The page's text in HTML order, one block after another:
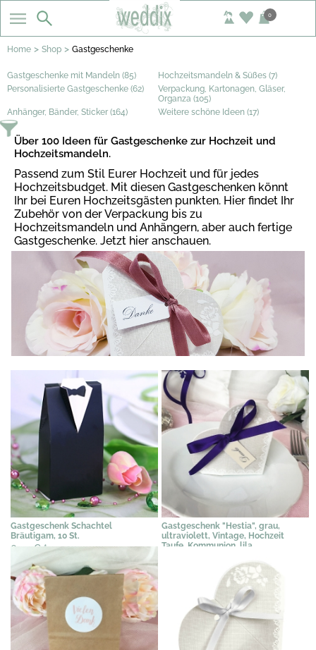
0
Home > Shop > Gastgeschenke
Gastgeschenke mit Mandeln (85)
Hochzeitsmandeln & Süßes (7)
Personalisierte Gastgeschenke (62)
Verpackung, Kartonagen, Gläser,
Organza (105)
Anhänger, Bänder, Sticker (164)
Weitere schöne Ideen (17)
Über 100 Ideen für Gastgeschenke zur Hochzeit und
Hochzeitsmandeln.
Passend zum Stil Eurer Hochzeit und für jedes
Hochzeitsbudget. Mit diesen Gastgeschenken könnt
Ihr bei Euren Hochzeitsgästen punkten. Hier findet Ihr
Zubehör von der Verpackung bis zu
Hochzeitsmandeln und Anhängern, aber auch fertige
Gastgeschenke. Jetzt hier anschauen.
Gastgeschenk Schachtel
Bräutigam, 10 St.
6,05 €*
Gastgeschenk "Hestia", grau,
ultraviolett, Vintage, Hochzeit
Taufe, Kommunion, lila